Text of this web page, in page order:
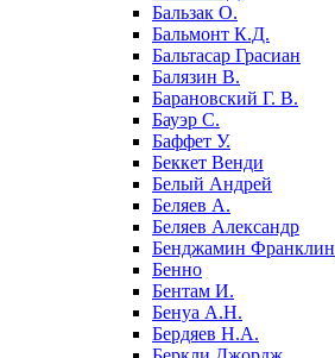
Бальзак О.
Бальмонт К.Д.
Бальтасар Грасиан
Балязин В.
Барановский Г. В.
Бауэр С.
Баффет У.
Беккет Венди
Белый Андрей
Беляев А.
Беляев Александр
Бенджамин Франклин
Бенно
Бентам И.
Бенуа А.Н.
Бердяев Н.А.